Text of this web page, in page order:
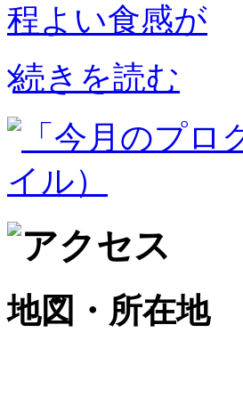
程よい食感が
続きを読む
地図・所在地